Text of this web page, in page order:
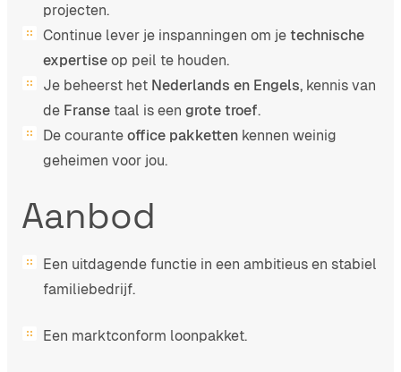
projecten.
Continue lever je inspanningen om je technische
expertise op peil te houden.
Je beheerst het Nederlands en Engels, kennis van
de Franse taal is een grote troef.
De courante office pakketten kennen weinig
geheimen voor jou.
Aanbod
Een uitdagende functie in een ambitieus en stabiel
familiebedrijf.
Een marktconform loonpakket.